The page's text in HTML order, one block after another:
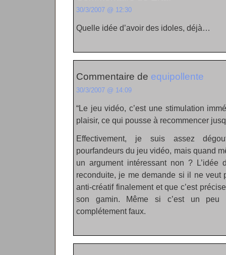
30/3/2007 @ 12:30
Quelle idée d’avoir des idoles, déjà…
Commentaire de equipollente
30/3/2007 @ 14:09
“Le jeu vidéo, c’est une stimulation
plaisir, ce qui pousse à recommencer
Effectivement, je suis assez
pourfandeurs du jeu vidéo, mais quand
un argument intéressant non ?
reconduite, je me demande si il ne
anti-créatif finalement et que c’est
son gamin. Même si c’est un
complétement faux.